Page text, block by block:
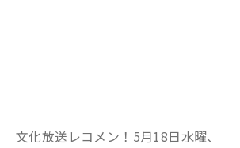
文化放送レコメン！5月18日水曜、